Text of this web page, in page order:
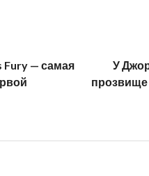
Fury — самая
У
прозвище